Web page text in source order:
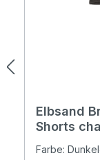
Elbsand
Shorts
Farbe: